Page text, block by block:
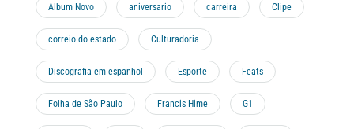
Album Novo aniversario carreira Clipe
correio do estado Culturadoria
Discografia em espanhol Esporte Feats
Folha de São Paulo Francis Hime G1